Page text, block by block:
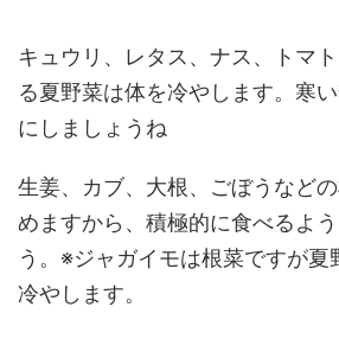
キュウリ、レタス、ナス、トマ
る夏野菜は体を冷やします。寒
にしましょうね
生姜、カブ、大根、ごぼうなど
めますから、積極的に食べるよ
う。※ジャガイモは根菜ですが夏
冷やします。